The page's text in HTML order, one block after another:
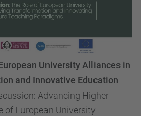
Advancing Higher
of European University
University Alliances in
and Innovative Education